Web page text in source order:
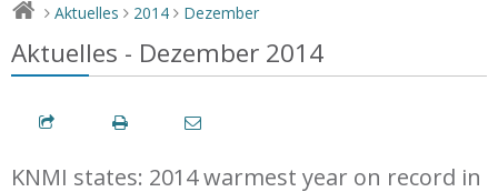
> Aktuelles > 2014 > Dezember
Aktuelles - Dezember 2014
KNMI states: 2014 warmest year on record in